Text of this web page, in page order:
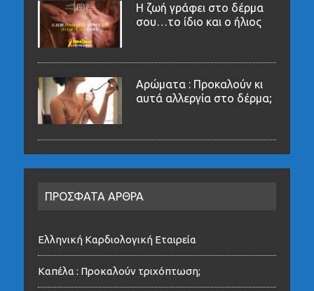
Η ζωή γράφει στο δέρμα
σου…το ίδιο και ο ήλιος
Αρώματα : Προκαλούν κι
αυτά αλλεργία στο δέρμα;
ΠΡΟΣΦΑΤΑ ΑΡΘΡΑ
Ελληνική Καρδιολογική Εταιρεία
Καπέλα : Προκαλούν τριχόπτωση;